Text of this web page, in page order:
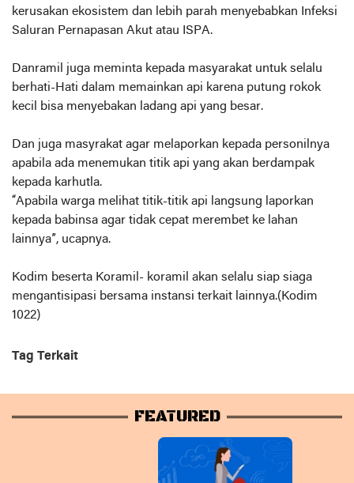
kerusakan ekosistem dan lebih parah menyebabkan Infeksi
Saluran Pernapasan Akut atau ISPA.
Danramil juga meminta kepada masyarakat untuk selalu
berhati-Hati dalam memainkan api karena putung rokok
kecil bisa menyebakan ladang api yang besar.
Dan juga masyrakat agar melaporkan kepada personilnya
apabila ada menemukan titik api yang akan berdampak
kepada karhutla.
“Apabila warga melihat titik-titik api langsung laporkan
kepada babinsa agar tidak cepat merembet ke lahan
lainnya”, ucapnya.
Kodim beserta Koramil- koramil akan selalu siap siaga
mengantisipasi bersama instansi terkait lainnya.(Kodim
1022)
Tag Terkait
FEATURED